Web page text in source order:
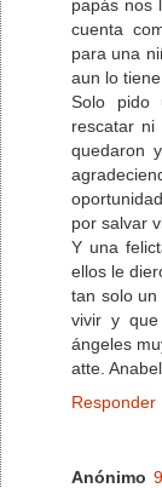
papás nos
cuenta
para una
aun lo
Solo pido
rescatar
quedaron
por salvar
Y una
ellos le
tan solo un
vivir y
ángeles
atte.
Responder
Anónimo